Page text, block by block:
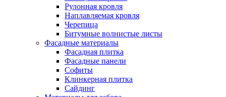
Рулонная кровля
Наплавляемая кровля
Черепица
Битумные волнистые листы
Фасадные материалы
Фасадная плитка
Фасадные панели
Софиты
Клинкерная плитка
Сайдинг